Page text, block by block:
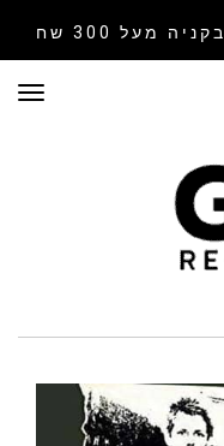
בקניה מעל 300 שח